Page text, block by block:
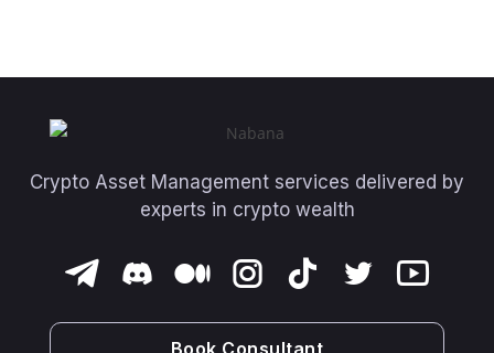
Crypto Asset Management services delivered by
experts in crypto wealth
Book Consultant